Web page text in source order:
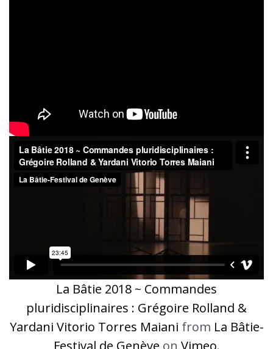
La Bâtie 2018 ~ Commandes
pluridisciplinaires : Grégoire Rolland &
Yardani Vitorio Torres Maiani from La Bâtie-
Festival de Genève on Vimeo.